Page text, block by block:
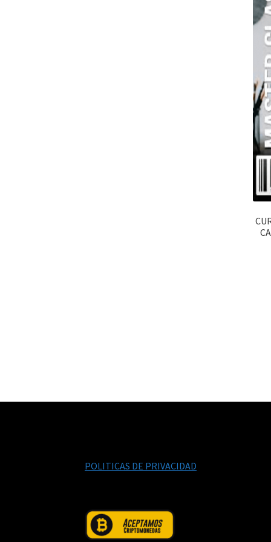
POLITICAS DE PRIVACIDAD